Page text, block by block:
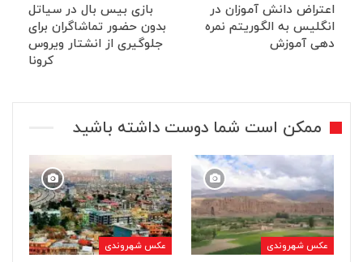
اعتراض دانش آموزان در
انگلیس به الگوریتم نمره
دهی آموزش
بازی بیس بال در سیاتل
بدون حضور تماشاگران برای
جلوگیری از انشتار ویروس
کرونا
ممکن است شما دوست داشته باشید
عکس شهروندی عکس شهروندی